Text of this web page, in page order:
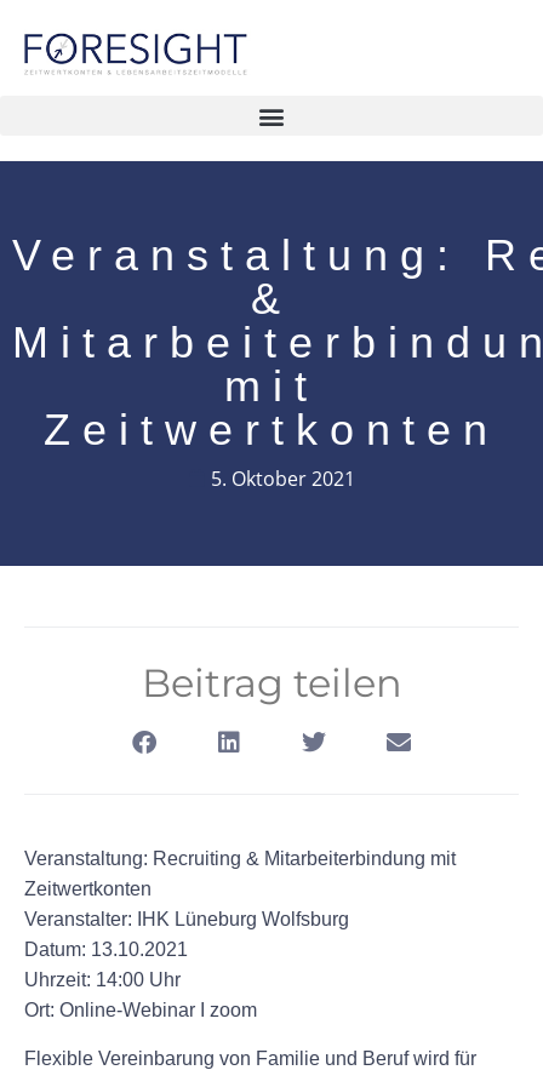
Veranstaltung:
&
mit
Zeitwertkonten
5. Oktober 2021
Beitrag teilen
Veranstaltung: Recruiting & Mitarbeiterbindung mit
Zeitwertkonten
Veranstalter: IHK Lüneburg Wolfsburg
Datum: 13.10.2021
Uhrzeit: 14:00 Uhr
Ort: Online-Webinar I zoom
Flexible Vereinbarung von Familie und Beruf wird für